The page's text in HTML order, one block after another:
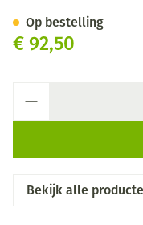
€ 92,50
Op bestelling
Bekijk alle